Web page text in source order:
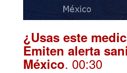
¿Usas este
Emiten alerta
México. 00:30